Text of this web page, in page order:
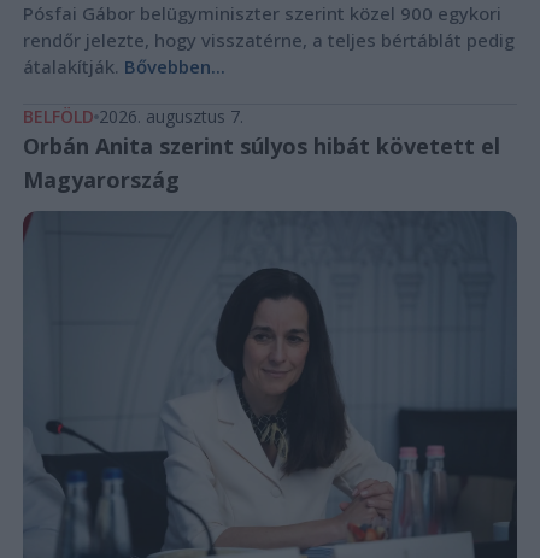
Pósfai Gábor belügyminiszter szerint közel 900 egykori
rendőr jelezte, hogy visszatérne, a teljes bértáblát pedig
átalakítják. Bővebben...
BELFÖLD 2026. augusztus 7.
Orbán Anita szerint súlyos hibát követett el
Magyarország